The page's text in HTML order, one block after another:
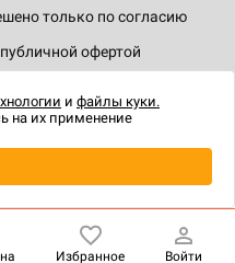
наличии
только по согласию
офертой
Избранное Войти
и файлы куки.
на их применение